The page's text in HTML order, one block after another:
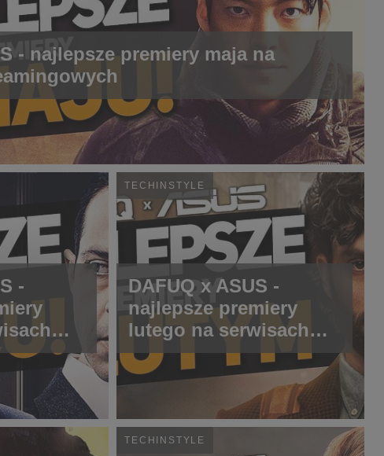
- najlepsze premiery maja na
-
TECHINSTYLE
DAFUQ x ASUS -
najlepsze premiery
lutego na serwisach
streamingowych
TECHINSTYLE